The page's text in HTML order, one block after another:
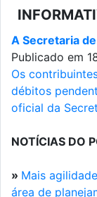
A Secretaria
Publicado em
Os
débitos
oficial da
NOTÍCIAS DO
» Mais
área de